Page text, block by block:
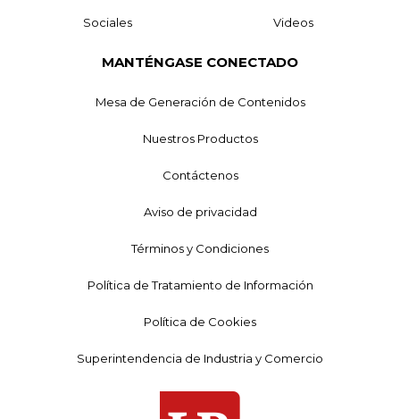
Sociales Videos
MANTÉNGASE CONECTADO
Mesa de Generación de Contenidos
Nuestros Productos
Contáctenos
Aviso de privacidad
Términos y Condiciones
Política de Tratamiento de Información
Política de Cookies
Superintendencia de Industria y Comercio